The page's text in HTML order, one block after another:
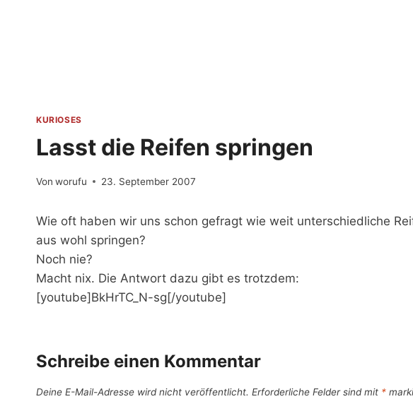
KURIOSES
Lasst die Reifen springen
Von worufu 23. September 2007
Wie oft haben wir uns schon gefragt wie weit unterschiedliche
aus wohl springen?
Noch nie?
Macht nix. Die Antwort dazu gibt es trotzdem:
[youtube]BkHrTC_N-sg[/youtube]
Schreibe einen Kommentar
Deine E-Mail-Adresse wird nicht veröffentlicht. Erforderliche Felder sind mit *